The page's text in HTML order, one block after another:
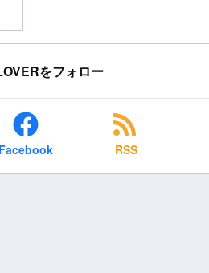
をフォロー
Facebook RSS